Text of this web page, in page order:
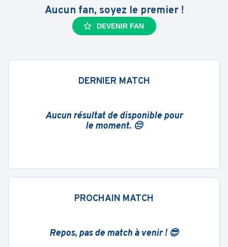
Aucun fan, soyez le premier !
DEVENIR FAN
DERNIER MATCH
Aucun résultat de disponible pour
le moment. 😔
PROCHAIN MATCH
Repos, pas de match à venir ! 😎